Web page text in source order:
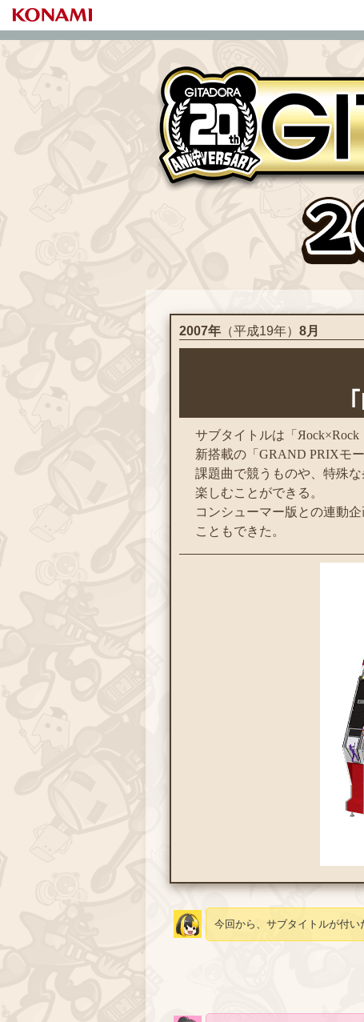
2007年 （平成19年） 8月
サブタイトルは「Яock×Rock
新搭載の「GRAND PRIXモ
課題曲で競うものや、特殊
楽しむことができる。
コンシューマー版との連動
こともできた。
今回から、サブタイトルが付い